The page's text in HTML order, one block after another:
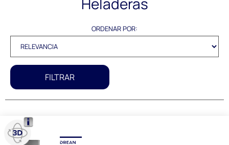
ORDENAR POR:
FILTRAR